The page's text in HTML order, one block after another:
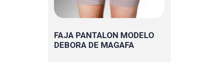
FAJA PANTALON MODELO
DEBORA DE MAGAFA